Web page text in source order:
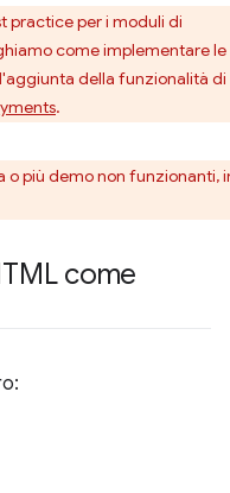
practice per i moduli di
come implementare le
della funzionalità di
.
o più demo non funzionanti,
come